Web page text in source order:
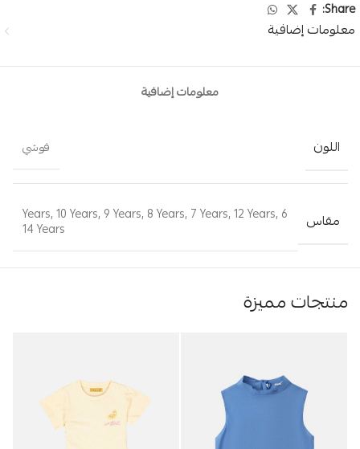
Share:
معلومات إضافية
معلومات إضافية
اللون فوشي
مقاس 6 Years
, 10 Years, 9 Years, 8 Years, 7 Years, 12 Years,
14 Years
منتجات مميزة